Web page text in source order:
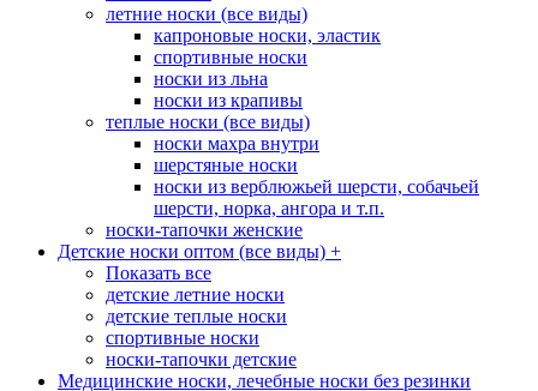
летние носки (все виды)
капроновые носки, эластик
спортивные носки
носки из льна
носки из крапивы
теплые носки (все виды)
носки махра внутри
шерстяные носки
носки из верблюжьей шерсти, собачьей
шерсти, норка, ангора и т.п.
носки-тапочки женские
Детские носки оптом (все виды) +
Показать все
детские летние носки
детские теплые носки
спортивные носки
носки-тапочки детские
Медицинские носки, лечебные носки без резинки